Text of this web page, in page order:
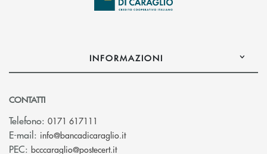
INFORMAZIONI
CONTATTI
Telefono: 0171 617111
E-mail: info@bancadicaraglio.it(si apre l’app di posta elettronica)
PEC: bcccaraglio@postecert.it(si apre l’app di posta elettronica)